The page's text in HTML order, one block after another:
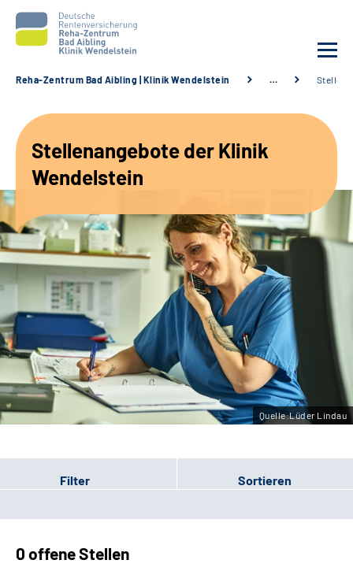
Unsere Angebote
Karriere
Sozialdienste & Zuweisende
Suche
Leichte Sprache
Gebärdensprache
Reha-Zentrum Bad Aibling | Klinik Wendelstein …
Stellenangebote der Klinik
Wendelstein
Quelle:Lüder Lindau
Filter Sortieren
0 offene Stellen